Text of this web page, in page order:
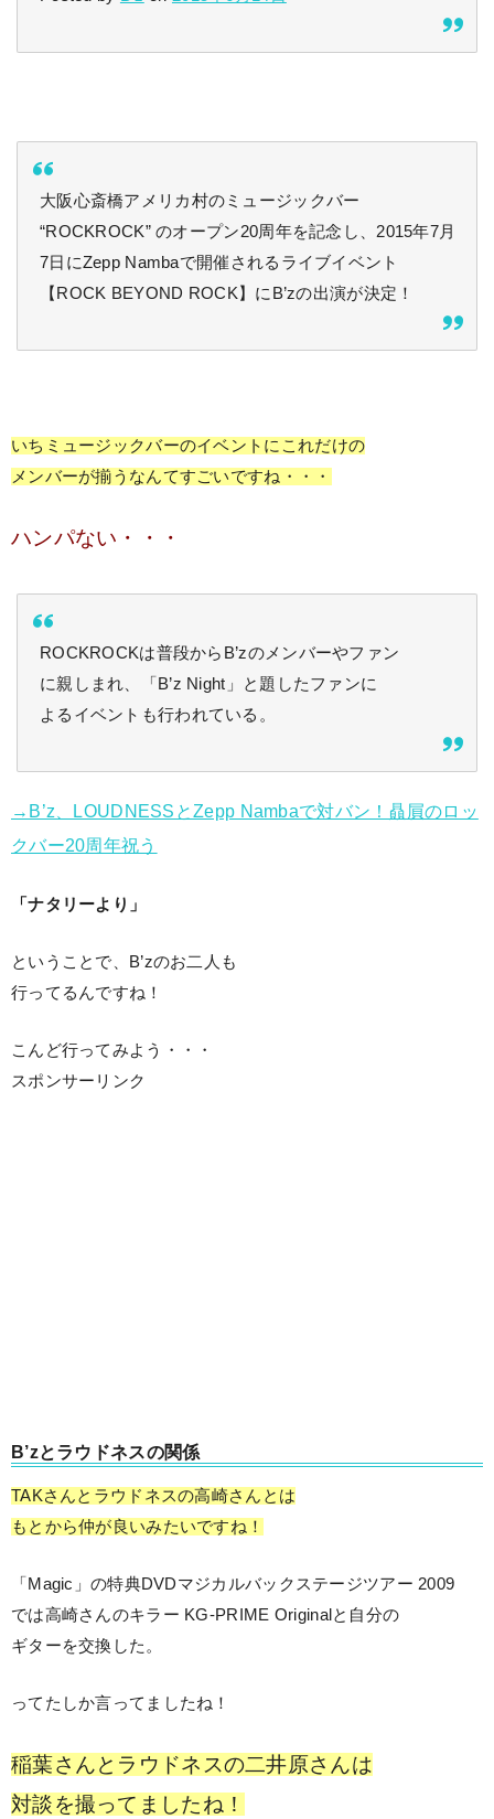
大阪心斎橋アメリカ村のミュージックバー
“ROCKROCK” のオープン20周年を記念し、2015年7月
7日にZepp Nambaで開催されるライブイベント
【ROCK BEYOND ROCK】にB’zの出演が決定！
いちミュージックバーのイベントにこれだけの
メンバーが揃うなんてすごいですね・・・
ハンパない・・・
ROCKROCKは普段からB’zのメンバーやファン
に親しまれ、「B’z Night」と題したファンに
よるイベントも行われている。
→B’z、LOUDNESSとZepp Nambaで対バン！贔屓のロッ
クバー20周年祝う
「ナタリーより」
ということで、B’zのお二人も
行ってるんですね！
こんど行ってみよう・・・
スポンサーリンク
B’zとラウドネスの関係
TAKさんとラウドネスの高崎さんとは
もとから仲が良いみたいですね！
「Magic」の特典DVDマジカルバックステージツアー 2009
では高崎さんのキラー KG-PRIME Originalと自分の
ギターを交換した。
ってたしか言ってましたね！
稲葉さんとラウドネスの二井原さんは
対談を撮ってましたね！